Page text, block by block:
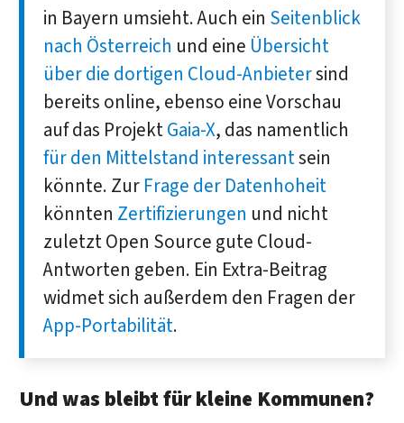
in Bayern umsieht. Auch ein Seitenblick
nach Österreich und eine Übersicht
über die dortigen Cloud-Anbietersind
bereits online, ebenso eine Vorschau
auf das ProjektGaia-X, das namentlich
für den Mittelstand interessantsein
könnte. Zur Frage der Datenhoheit
könnten Zertifizierungen und nicht
zuletzt Open Source gute Cloud-
Antworten geben. Ein Extra-Beitrag
widmet sich außerdem den Fragen der
App-Portabilität.
Und was bleibt für kleine Kommunen?